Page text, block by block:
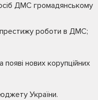
осіб ДМС громадянському
роботи в ДМС;
появі нових корупційних
України.